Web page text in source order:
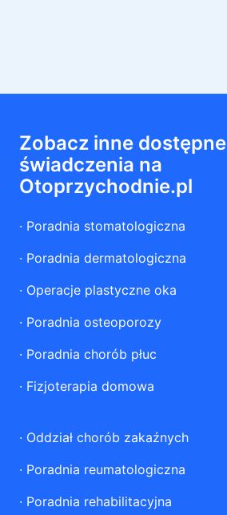
Zobacz inne dostępne
świadczenia na
Otoprzychodnie.pl
· Poradnia stomatologiczna
· Poradnia dermatologiczna
· Operacje plastyczne oka
· Poradnia osteoporozy
· Poradnia chorób płuc
· Fizjoterapia domowa
· Oddział chorób zakaźnych
· Poradnia reumatologiczna
· Poradnia rehabilitacyjna